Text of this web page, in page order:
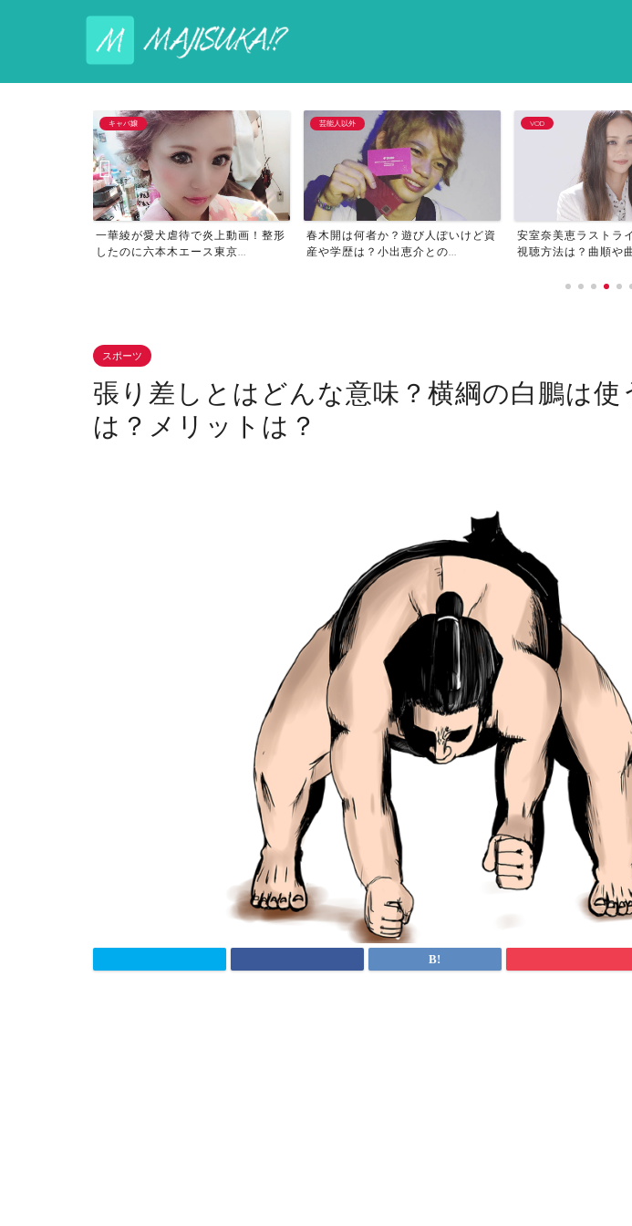
キャバ嬢
一華綾が愛犬虐待で炎上動画！整形
したのに六本木エース東京...
芸能人以外
春木開は何者か？遊び人ぽいけど資
産や学歴は？小出恵介との...
VOD
安室奈美恵ラストラ
視聴方法は？曲順や
スポーツ
張り差しとはどんな意味？横綱の白鵬は使
は？メリットは？